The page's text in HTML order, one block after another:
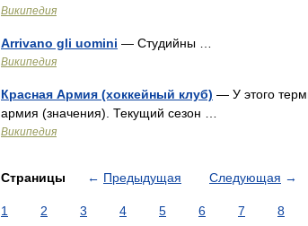
Википедия
Arrivano gli uomini — Студийны …
Википедия
Красная Армия (хоккейный клуб) — У этого
армия (значения). Текущий сезон …
Википедия
Страницы ← Предыдущая Следующая →
1 2 3 4 5 6 7 8